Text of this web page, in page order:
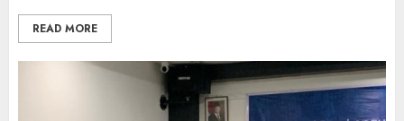
READ MORE